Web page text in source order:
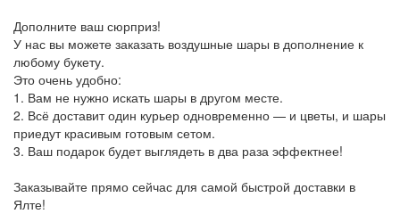
Дополните ваш сюрприз!
У нас вы можете заказать воздушные шары в дополнение к
любому букету.
Это очень удобно:
1. Вам не нужно искать шары в другом месте.
2. Всё доставит один курьер одновременно — и цветы, и шары
приедут красивым готовым сетом.
3. Ваш подарок будет выглядеть в два раза эффектнее!
Заказывайте прямо сейчас для самой быстрой доставки в
Ялте!